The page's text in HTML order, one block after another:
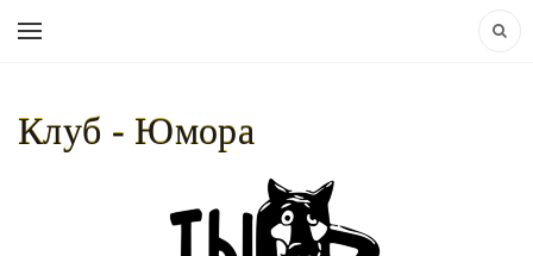
Клуб - Юмора